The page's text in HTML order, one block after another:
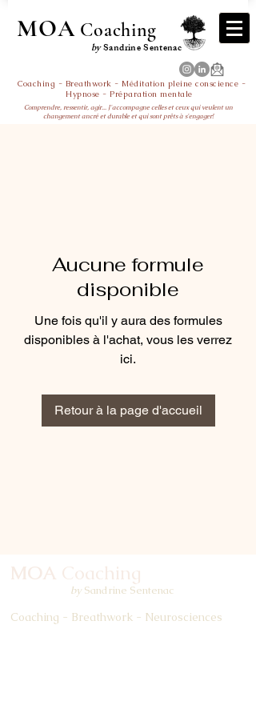
MOA Coaching
bySandrine Sentenac
Coaching - Breathwork - Méditation pleine conscience -
Hypnose - Préparation mentale
Comprendre, ressentir, agir... J'accompagne celles et ceux qui veulent un
changement ancré et durable et qui sont prêts à s'engager!
Aucune formule
disponible
Une fois qu'il y aura des formules
disponibles à l'achat, vous les verrez
ici.
Retour à la page d'accueil
MOA Coaching
by Sandrine Sentenac
Coaching - Breathwork - Neurosciences